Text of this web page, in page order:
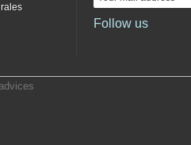
Follow us